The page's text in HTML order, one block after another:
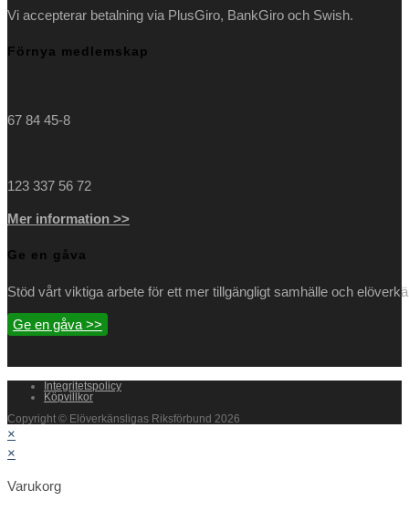
Vi accepterar betalning via PlusGiro, BankGiro och Swish.
Förnya medlemskap
67 84 45-8
123 337 56 72
Mer information >>
Ge en gåva
Stöd vårt viktiga arbete för ett mer tillgängligt samhälle och
Ge en gåva >>
Integritetspolicy
Köpvillkor
Copyright © Elöverkänsligas Riksförbund 2026
×
×
Varukorg